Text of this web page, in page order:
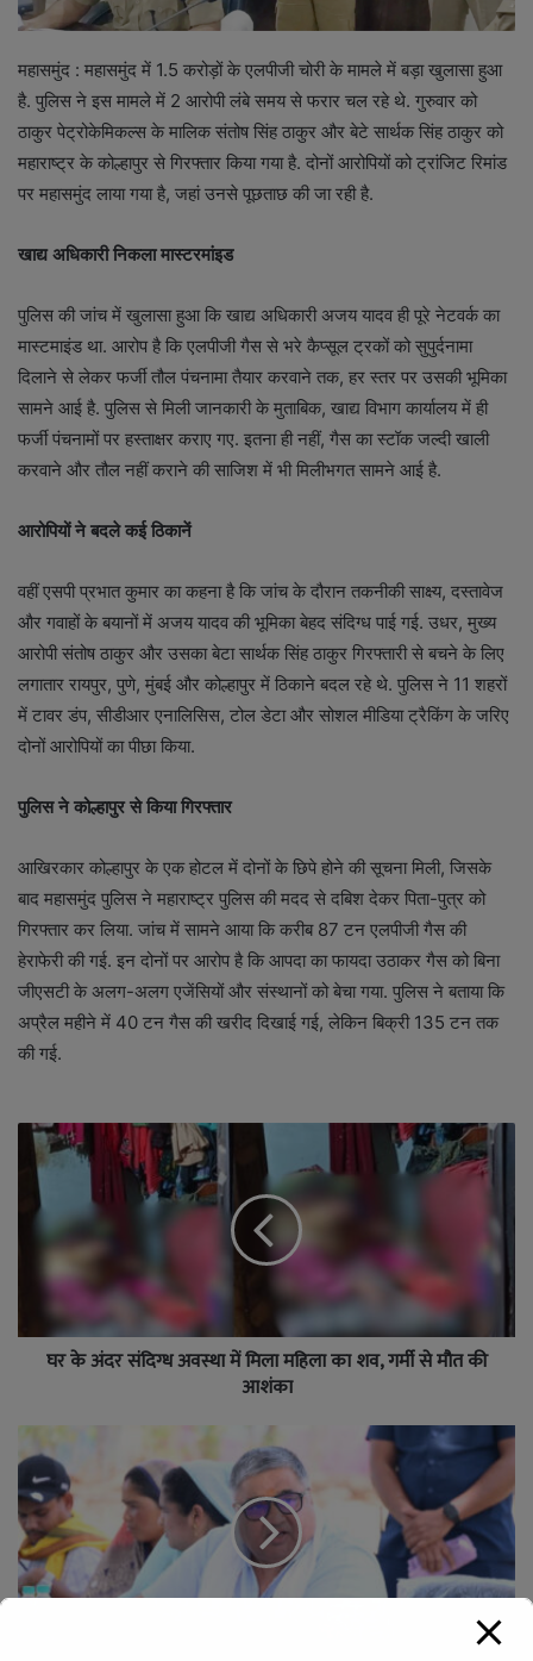
महासमुंद : महासमुंद में 1.5 करोड़ों के एलपीजी चोरी के मामले में बड़ा खुलासा हुआ
है. पुलिस ने इस मामले में 2 आरोपी लंबे समय से फरार चल रहे थे. गुरुवार को
ठाकुर पेट्रोकेमिकल्स के मालिक संतोष सिंह ठाकुर और बेटे सार्थक सिंह ठाकुर को
महाराष्ट्र के कोल्हापुर से गिरफ्तार किया गया है. दोनों आरोपियों को ट्रांजिट रिमांड
पर महासमुंद लाया गया है, जहां उनसे पूछताछ की जा रही है.
खाद्य अधिकारी निकला मास्टरमांइड
पुलिस की जांच में खुलासा हुआ कि खाद्य अधिकारी अजय यादव ही पूरे नेटवर्क का
मास्टमाइंड था. आरोप है कि एलपीजी गैस से भरे कैप्सूल ट्रकों को सुपुर्दनामा
दिलाने से लेकर फर्जी तौल पंचनामा तैयार करवाने तक, हर स्तर पर उसकी भूमिका
सामने आई है. पुलिस से मिली जानकारी के मुताबिक, खाद्य विभाग कार्यालय में ही
फर्जी पंचनामों पर हस्ताक्षर कराए गए. इतना ही नहीं, गैस का स्टॉक जल्दी खाली
करवाने और तौल नहीं कराने की साजिश में भी मिलीभगत सामने आई है.
आरोपियों ने बदले कई ठिकानें
वहीं एसपी प्रभात कुमार का कहना है कि जांच के दौरान तकनीकी साक्ष्य, दस्तावेज
और गवाहों के बयानों में अजय यादव की भूमिका बेहद संदिग्ध पाई गई. उधर, मुख्य
आरोपी संतोष ठाकुर और उसका बेटा सार्थक सिंह ठाकुर गिरफ्तारी से बचने के लिए
लगातार रायपुर, पुणे, मुंबई और कोल्हापुर में ठिकाने बदल रहे थे. पुलिस ने 11 शहरों
में टावर डंप, सीडीआर एनालिसिस, टोल डेटा और सोशल मीडिया ट्रैकिंग के जरिए
दोनों आरोपियों का पीछा किया.
पुलिस ने कोल्हापुर से किया गिरफ्तार
आखिरकार कोल्हापुर के एक होटल में दोनों के छिपे होने की सूचना मिली, जिसके
बाद महासमुंद पुलिस ने महाराष्ट्र पुलिस की मदद से दबिश देकर पिता-पुत्र को
गिरफ्तार कर लिया. जांच में सामने आया कि करीब 87 टन एलपीजी गैस की
हेराफेरी की गई. इन दोनों पर आरोप है कि आपदा का फायदा उठाकर गैस को बिना
जीएसटी के अलग-अलग एजेंसियों और संस्थानों को बेचा गया. पुलिस ने बताया कि
अप्रैल महीने में 40 टन गैस की खरीद दिखाई गई, लेकिन बिक्री 135 टन तक
की गई.
घर के अंदर संदिग्ध अवस्था में मिला महिला का शव, गर्मी से मौत की
आशंका